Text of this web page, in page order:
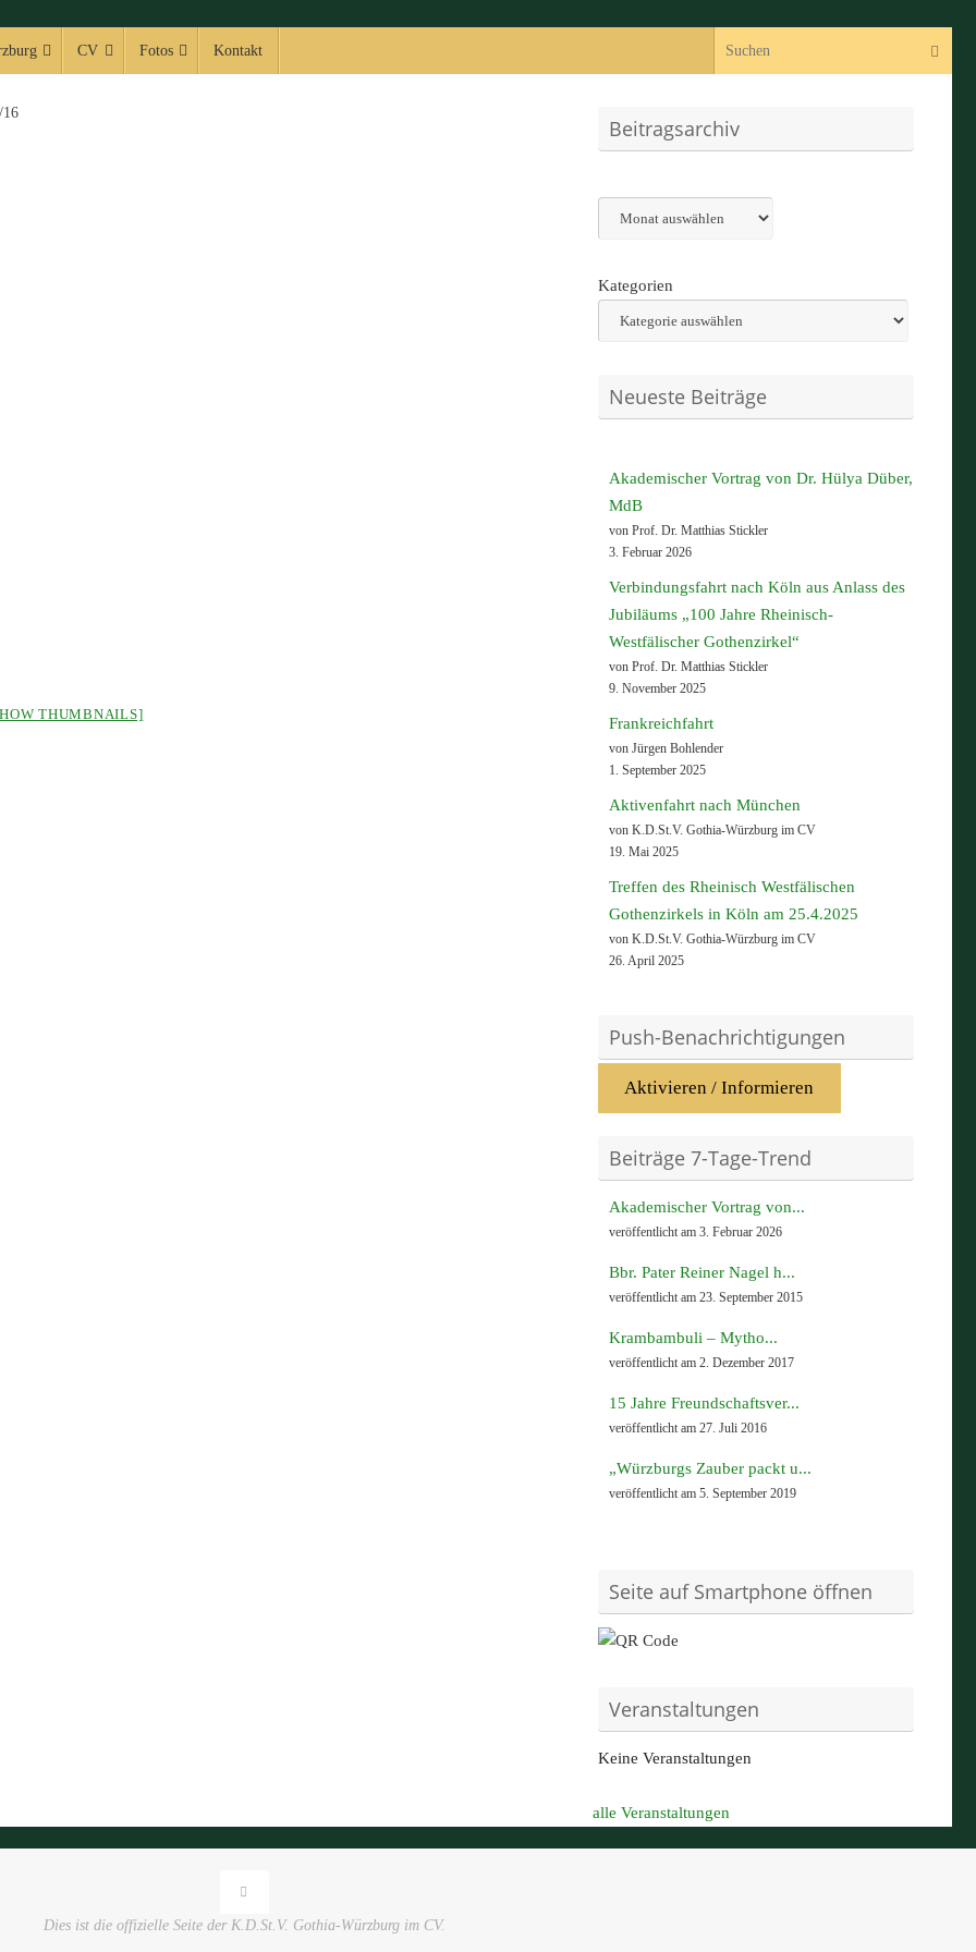
CV Fotos Kontakt Suchen
THUMBNAILS]
Beitragsarchiv
Archiv
Kategorien
Neueste Beiträge
Akademischer Vortrag von Dr. Hülya Düber,
MdB
von Prof. Dr. Matthias Stickler
3. Februar 2026
Verbindungsfahrt nach Köln aus Anlass des
Jubiläums „100 Jahre Rheinisch-
Westfälischer Gothenzirkel“
von Prof. Dr. Matthias Stickler
9. November 2025
Frankreichfahrt
von Jürgen Bohlender
1. September 2025
Aktivenfahrt nach München
von K.D.St.V. Gothia-Würzburg im CV
19. Mai 2025
Treffen des Rheinisch Westfälischen
Gothenzirkels in Köln am 25.4.2025
von K.D.St.V. Gothia-Würzburg im CV
26. April 2025
Push-Benachrichtigungen
Aktivieren / Informieren
Beiträge 7-Tage-Trend
Akademischer Vortrag von...
veröffentlicht am 3. Februar 2026
Bbr. Pater Reiner Nagel h...
veröffentlicht am 23. September 2015
Krambambuli – Mytho...
veröffentlicht am 2. Dezember 2017
15 Jahre Freundschaftsver...
veröffentlicht am 27. Juli 2016
„Würzburgs Zauber packt u...
veröffentlicht am 5. September 2019
Seite auf Smartphone öffnen
Veranstaltungen
Keine Veranstaltungen
alle Veranstaltungen
Dies ist die offizielle Seite der K.D.St.V. Gothia-Würzburg im CV.